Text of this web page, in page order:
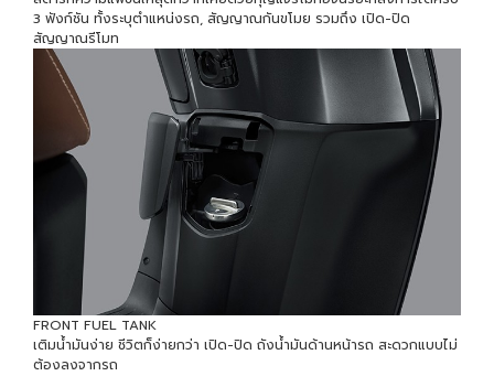
3 ฟังก์ชัน ทั้งระบุตำแหน่งรถ, สัญญาณกันขโมย รวมถึง เปิด-ปิด
สัญญาณรีโมท
FRONT FUEL TANK
เติมน้ำมันง่าย ชีวิตก็ง่ายกว่า เปิด-ปิด ถังน้ำมันด้านหน้ารถ สะดวกแบบไม่
ต้องลงจากรถ